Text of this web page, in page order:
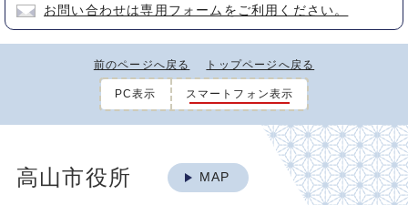
お問い合わせは専用フォームをご利用ください。
前のページへ戻る トップページへ戻る
PC表示 スマートフォン表示
高山市役所 MAP